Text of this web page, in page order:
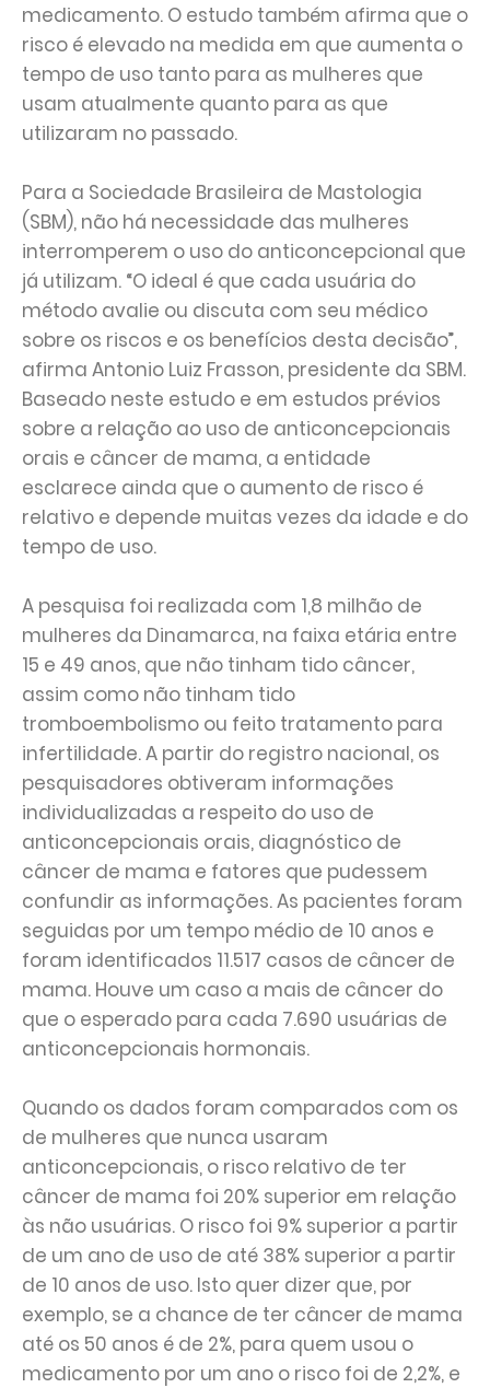
medicamento. O estudo também afirma que o
risco é elevado na medida em que aumenta o
tempo de uso tanto para as mulheres que
usam atualmente quanto para as que
utilizaram no passado.
Para a Sociedade Brasileira de Mastologia
(SBM), não há necessidade das mulheres
interromperem o uso do anticoncepcional que
já utilizam. “O ideal é que cada usuária do
método avalie ou discuta com seu médico
sobre os riscos e os benefícios desta decisão”,
afirma Antonio Luiz Frasson, presidente da SBM.
Baseado neste estudo e em estudos prévios
sobre a relação ao uso de anticoncepcionais
orais e câncer de mama, a entidade
esclarece ainda que o aumento de risco é
relativo e depende muitas vezes da idade e do
tempo de uso.
A pesquisa foi realizada com 1,8 milhão de
mulheres da Dinamarca, na faixa etária entre
15 e 49 anos, que não tinham tido câncer,
assim como não tinham tido
tromboembolismo ou feito tratamento para
infertilidade. A partir do registro nacional, os
pesquisadores obtiveram informações
individualizadas a respeito do uso de
anticoncepcionais orais, diagnóstico de
câncer de mama e fatores que pudessem
confundir as informações. As pacientes foram
seguidas por um tempo médio de 10 anos e
foram identificados 11.517 casos de câncer de
mama. Houve um caso a mais de câncer do
que o esperado para cada 7.690 usuárias de
anticoncepcionais hormonais.
Quando os dados foram comparados com os
de mulheres que nunca usaram
anticoncepcionais, o risco relativo de ter
câncer de mama foi 20% superior em relação
às não usuárias. O risco foi 9% superior a partir
de um ano de uso de até 38% superior a partir
de 10 anos de uso. Isto quer dizer que, por
exemplo, se a chance de ter câncer de mama
até os 50 anos é de 2%, para quem usou o
medicamento por um ano o risco foi de 2,2%, e